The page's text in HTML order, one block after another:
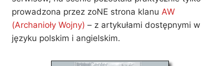
prowadzona przez zoNE strona klanu AW
(Archanioły Wojny) – z artykułami dostępnymi w
języku polskim i angielskim.